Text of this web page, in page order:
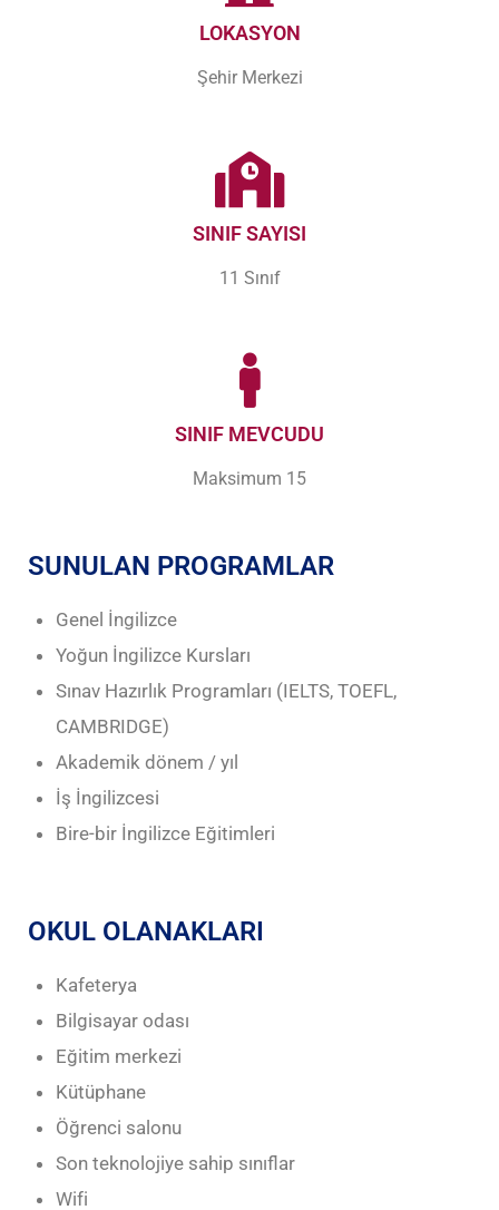
LOKASYON
Şehir Merkezi
SINIF SAYISI
11 Sınıf
SINIF MEVCUDU
Maksimum 15
SUNULAN PROGRAMLAR
Genel İngilizce
Yoğun İngilizce Kursları
Sınav Hazırlık Programları (IELTS, TOEFL,
CAMBRIDGE)
Akademik dönem / yıl
İş İngilizcesi
Bire-bir İngilizce Eğitimleri
OKUL OLANAKLARI
Kafeterya
Bilgisayar odası
Eğitim merkezi
Kütüphane
Öğrenci salonu
Son teknolojiye sahip sınıflar
Wifi